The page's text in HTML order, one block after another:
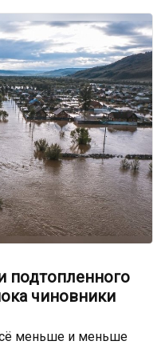
подтопленного
чиновники
меньше и меньше